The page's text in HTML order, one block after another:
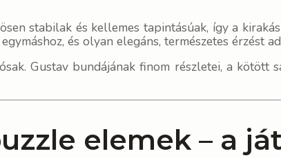
stabilak és kellemes tapintásúak, így a
és olyan elegáns, természetes érzést
Gustav bundájának finom részletei, a kötött
elemek – a